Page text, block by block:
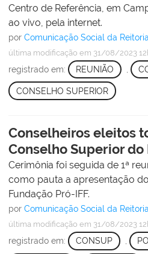
Centro de Referência, em
ao vivo, pela internet.
por Comunicação Social da Reitoria
última modificação em 31/08/2023
registrado em: REUNIÃO
CONSELHO SUPERIOR
Conselheiros eleitos
Conselho Superior do
Cerimônia foi seguida de 1ª
como pauta a apresentação
Fundação Pró-IFF.
por Comunicação Social da Reitoria
última modificação em 31/08/2023
registrado em: CONSUP ,